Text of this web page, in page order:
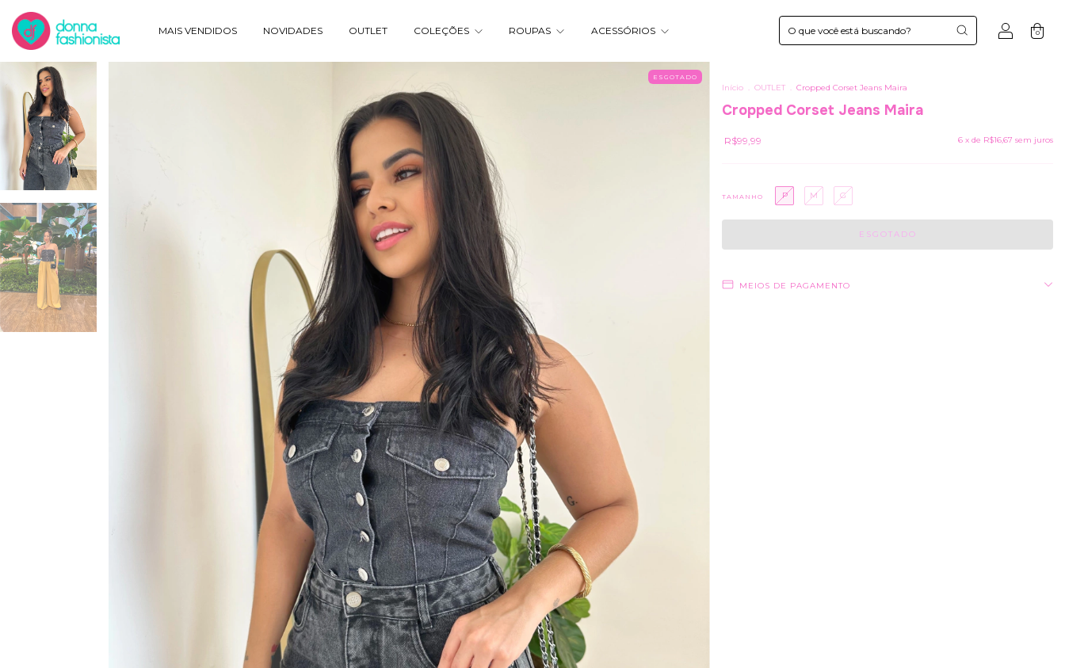
MAIS VENDIDOS NOVIDADES OUTLET COLEÇÕES ROUPAS ACESSÓRIOS 0
ESGOTADO
Início . OUTLET . Cropped Corset Jeans Maira
Cropped Corset Jeans Maira
R$99,99 6 x de R$16,67 sem juros
TAMANHO P M G
MEIOS DE PAGAMENTO